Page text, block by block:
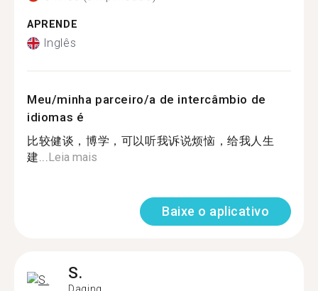
APRENDE
Inglês
Meu/minha parceiro/a de intercâmbio de
idiomas é
比较健谈，博学，可以听我诉说烦恼，给我人生
建...Leia mais
Baixe o aplicativo
S.